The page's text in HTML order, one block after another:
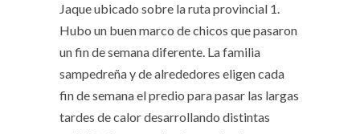
Jaque ubicado sobre la ruta provincial 1.
Hubo un buen marco de chicos que pasaron
un fin de semana diferente. La familia
sampedreña y de alrededores eligen cada
fin de semana el predio para pasar las largas
tardes de calor desarrollando distintas